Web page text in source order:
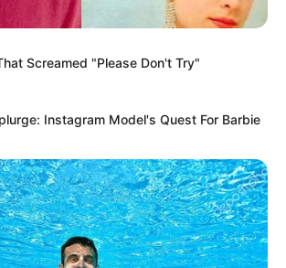
Colombia.
Screamed "Please Don't Try"
Instagram Model's Quest For Barbie